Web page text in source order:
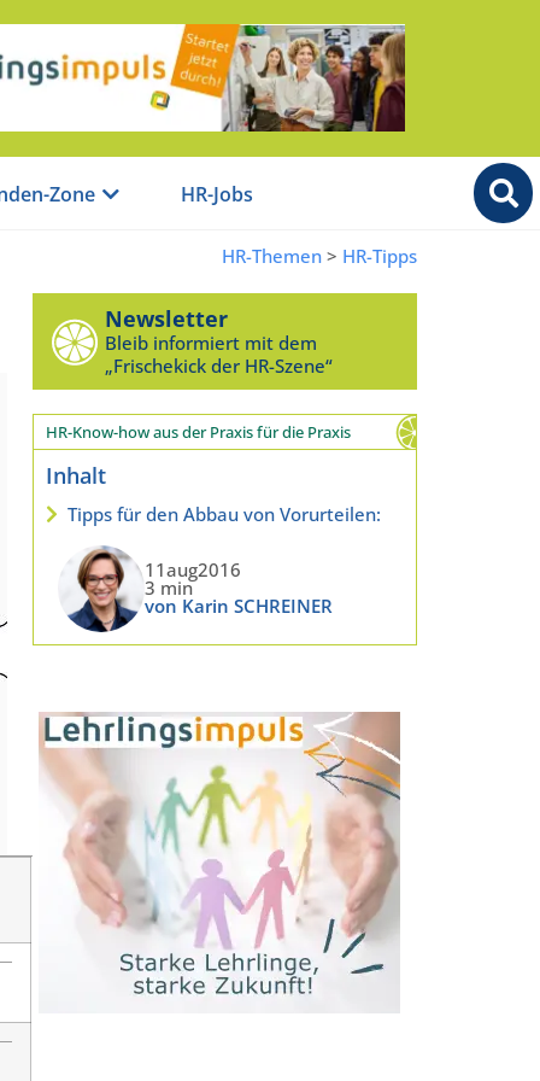
Zone HR-Jobs
HR-Themen > HR-Tipps
Newsletter
Bleib informiert mit dem
„Frischekick der HR-Szene“
HR-Know-how aus der Praxis für die Praxis
Inhalt
Tipps für den Abbau von Vorurteilen:
11aug2016
3 min
von Karin SCHREINER